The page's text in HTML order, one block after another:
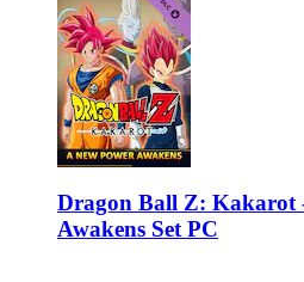
Dragon Ball Z: Kakarot
Awakens Set PC